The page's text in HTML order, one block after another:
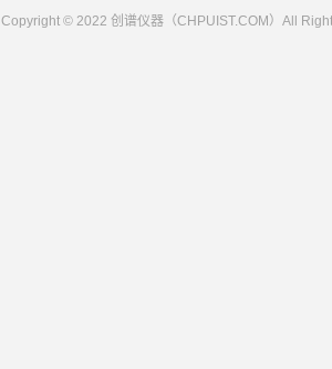
Copyright © 2022 创谱仪器（CHPUIST.COM）All